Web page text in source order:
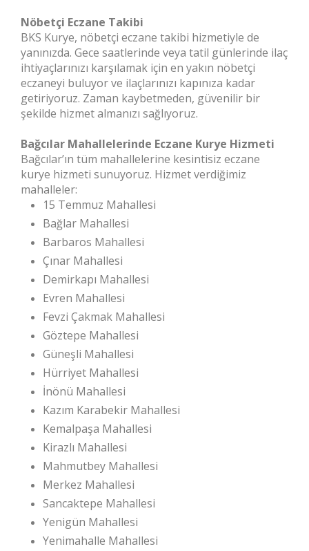
Nöbetçi Eczane Takibi
BKS Kurye, nöbetçi eczane takibi hizmetiyle de
yanınızda. Gece saatlerinde veya tatil günlerinde ilaç
ihtiyaçlarınızı karşılamak için en yakın nöbetçi
eczaneyi buluyor ve ilaçlarınızı kapınıza kadar
getiriyoruz. Zaman kaybetmeden, güvenilir bir
şekilde hizmet almanızı sağlıyoruz.
Bağcılar Mahallelerinde Eczane Kurye Hizmeti
Bağcılar’ın tüm mahallelerine kesintisiz eczane
kurye hizmeti sunuyoruz. Hizmet verdiğimiz
mahalleler:
15 Temmuz Mahallesi
Bağlar Mahallesi
Barbaros Mahallesi
Çınar Mahallesi
Demirkapı Mahallesi
Evren Mahallesi
Fevzi Çakmak Mahallesi
Göztepe Mahallesi
Güneşli Mahallesi
Hürriyet Mahallesi
İnönü Mahallesi
Kazım Karabekir Mahallesi
Kemalpaşa Mahallesi
Kirazlı Mahallesi
Mahmutbey Mahallesi
Merkez Mahallesi
Sancaktepe Mahallesi
Yenigün Mahallesi
Yenimahalle Mahallesi